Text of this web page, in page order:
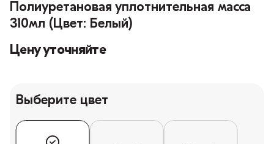
Полиуретановая уплотнительная масса
310мл (Цвет: Белый)
Цену уточняйте
Выберите цвет